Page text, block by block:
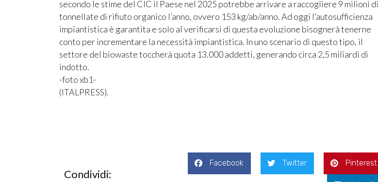
secondo le stime del CIC il Paese nel 2025 potrebbe arrivare a raccogliere 9 milioni di
tonnellate di rifiuto organico l’anno, ovvero 153 kg/ab/anno. Ad oggi l’autosufficienza
impiantistica è garantita e solo al verificarsi di questa evoluzione bisognerà tenerne
conto per incrementare la necessità impiantistica. In uno scenario di questo tipo, il
settore del biowaste toccherà quota 13.000 addetti, generando circa 2,5 miliardi di
indotto.
-foto xb1-
(ITALPRESS).
Condividi:
Facebook Twitter Pinterest